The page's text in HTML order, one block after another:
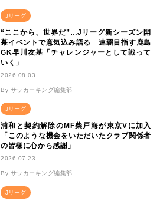
Jリーグ
“ここから、世界だ”…Jリーグ新シーズン開
幕イベントで意気込み語る 連覇目指す鹿島
GK早川友基「チャレンジャーとして戦って
いく」
2026.08.03
By サッカーキング編集部
Jリーグ
浦和と契約解除のMF柴戸海が東京Vに加入
「このような機会をいただいたクラブ関係者
の皆様に心から感謝」
2026.07.23
By サッカーキング編集部
Jリーグ